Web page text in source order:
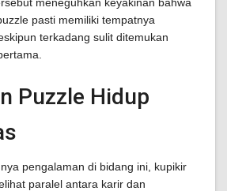
pasti memiliki tempatnya
terkadang sulit ditemukan
Puzzle Hidup
pengalaman di bidang ini, kupikir
paralel antara karir dan